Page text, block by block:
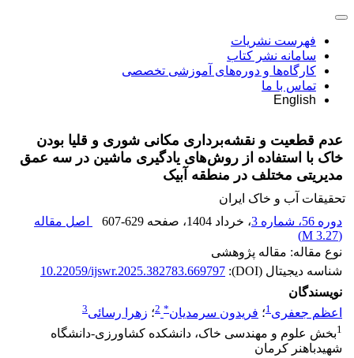
فهرست نشریات
سامانه نشر کتاب
کارگاه‌ها و دوره‌های آموزشی تخصصی
تماس با ما
English
عدم قطعیت و نقشه‌برداری مکانی شوری و قلیا بودن
خاک با استفاده از روش‌های یادگیری ماشین در سه عمق
مدیریتی مختلف در منطقه آبیک
تحقیقات آب و خاک ایران
دوره 56، شماره 3
، خرداد 1404 ، صفحه 607-629
اصل مقاله
(
3.27 M
)
نوع مقاله: مقاله پژوهشی
شناسه دیجیتال (DOI):
10.22059/ijswr.2025.382783.669797
نویسندگان
اعظم جعفری1؛ فریدون سرمدیان*
2؛ زهرا رسائی3
1بخش علوم و مهندسی خاک، دانشکده کشاورزی-دانشگاه
شهیدباهنر کرمان